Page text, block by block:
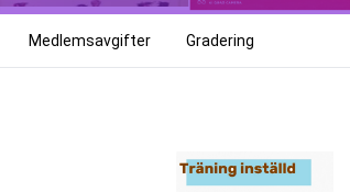
Medlemsavgifter Gradering